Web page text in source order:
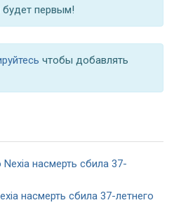
первым!
чтобы добавлять
насмерть сбила 37-летнего